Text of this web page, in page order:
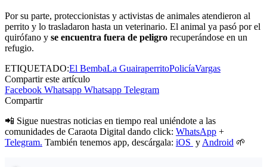
Por su parte, proteccionistas y activistas de animales atendieron al
perrito y lo trasladaron hasta un veterinario. El animal ya pasó por el
quirófano y se encuentra fuera de peligro recuperándose en un
refugio.
ETIQUETADO:El BembaLa GuairaperritoPolicíaVargas
Compartir este artículo
Facebook Whatsapp Whatsapp Telegram
Compartir
📲 Sigue nuestras noticias en tiempo real uniéndote a las
comunidades de Caraota Digital dando click: WhatsApp +
Telegram. También tenemos app, descárgala: iOS y Android 🌱